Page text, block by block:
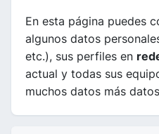
En esta página puedes
algunos datos
etc.), sus perfiles en
actual y todas sus
muchos datos más